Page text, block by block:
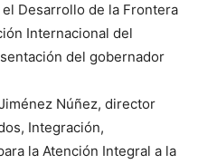
Desarrollo de la Frontera
Internacional del
del gobernador
Núñez, director
Integración,
la Atención Integral a la